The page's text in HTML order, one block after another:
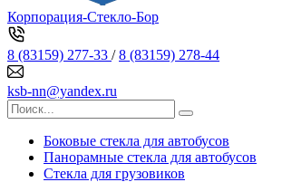
Корпорация-Стекло-Бор
8 (83159) 277-33 /8 (83159) 278-44
ksb-nn@yandex.ru
Боковые стекла для автобусов
Панорамные стекла для автобусов
Стекла для грузовиков